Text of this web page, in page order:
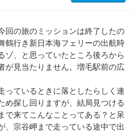
回の旅のミッションは終了したの
鶴行き新日本海フェリーの出航時
ゾ、と思っていたところ後ろから
が見当たりません。増毛駅前の広
ているときに落としたらしく連
め探し回りますが、結局見つける
で来てこんなことってある？と呆
、宗谷岬まで走っている途中で出